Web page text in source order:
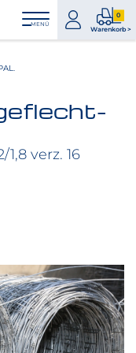
MENÜ
zum
Konto
0
Warenkorb >
0
1,8 verz. 16